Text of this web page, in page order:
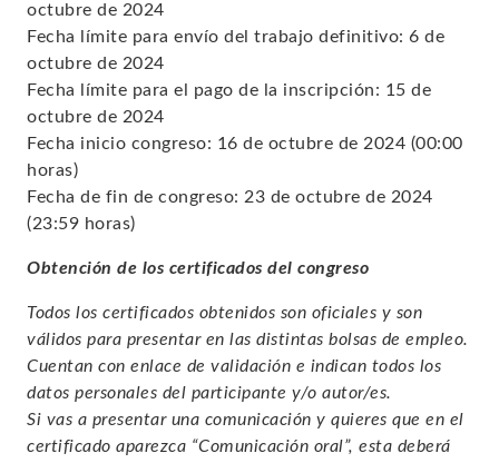
octubre de 2024
Fecha límite para envío del trabajo definitivo: 6 de
octubre de 2024
Fecha límite para el pago de la inscripción: 15 de
octubre de 2024
Fecha inicio congreso: 16 de octubre de 2024 (00:00
horas)
Fecha de fin de congreso: 23 de octubre de 2024
(23:59 horas)
Obtención de los certificados del congreso
Todos los certificados obtenidos son oficiales y son
válidos para presentar en las distintas bolsas de empleo.
Cuentan con enlace de validación e indican todos los
datos personales del participante y/o autor/es.
Si vas a presentar una comunicación y quieres que en el
certificado aparezca “Comunicación oral”, esta deberá